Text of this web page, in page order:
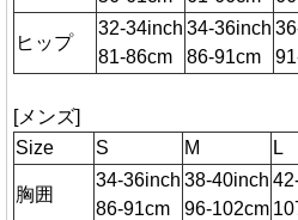
ヒップ
32-34inch
81-86cm
34-36inch
86-91cm
[メンズ]
Size
S M L
胸囲
34-36inch
86-91cm
38-40inch
96-102cm